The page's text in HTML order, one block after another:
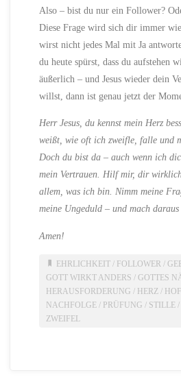
Also – bist du nur ein Follower?
Diese Frage wird sich dir immer
wirst nicht jedes Mal mit Ja
du heute spürst, dass du aufstehen
äußerlich – und Jesus wieder dein
willst, dann ist genau jetzt der
Herr Jesus, du kennst mein Herz
weißt, wie oft ich zweifle, falle und
Doch du bist da – auch wenn ich
mein Vertrauen. Hilf mir, dir
allem, was ich bin. Nimm meine
meine Ungeduld – und mach
Amen!
EHRLICHKEIT/ FOLLOWER /
GOTT WIRKT ANDERS /GOTTES
HERAUSFORDERUNG / HERZ /
NACHFOLGE / PRÜFUNG / STILLE /
ZWEIFEL